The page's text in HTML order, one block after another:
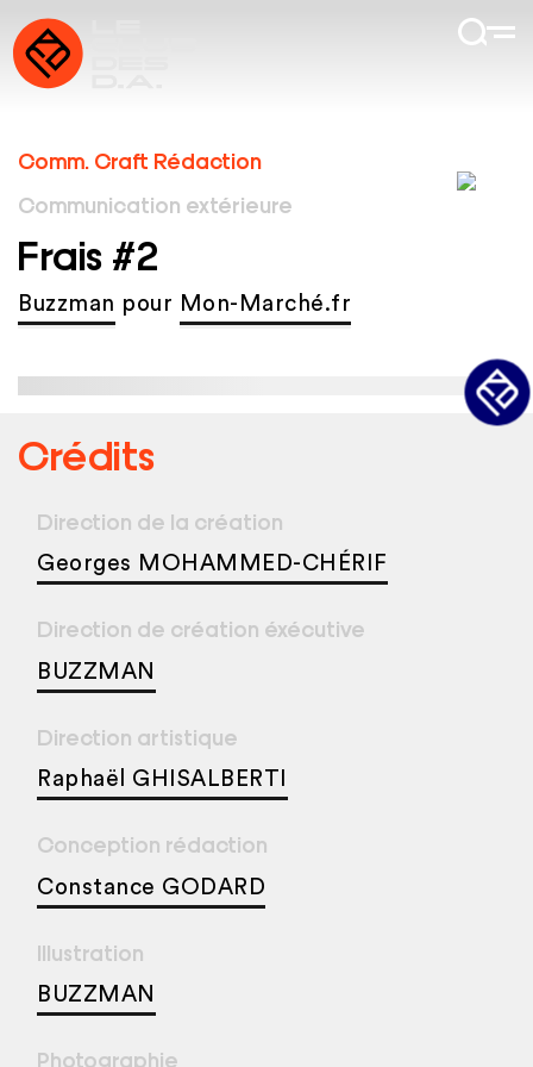
Comm. Craft Rédaction
Communication extérieure
Frais #2
Buzzman pour Mon-Marché.fr
Crédits
Direction de la création
Georges MOHAMMED-CHÉRIF
Direction de création éxécutive
BUZZMAN
Direction artistique
Raphaël GHISALBERTI
Conception rédaction
Constance GODARD
Illustration
BUZZMAN
Photographie